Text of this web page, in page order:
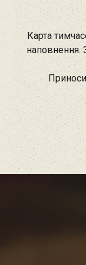
Карта
наповнення.